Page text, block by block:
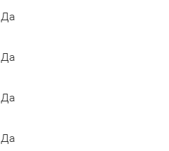
Да
Да
Да
Да